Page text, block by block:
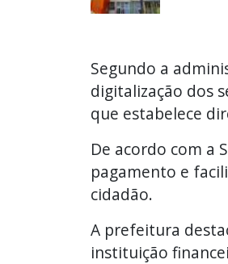
Segundo a
digitalização dos
que estabelece
De acordo com a
pagamento e
cidadão.
A prefeitura
instituição